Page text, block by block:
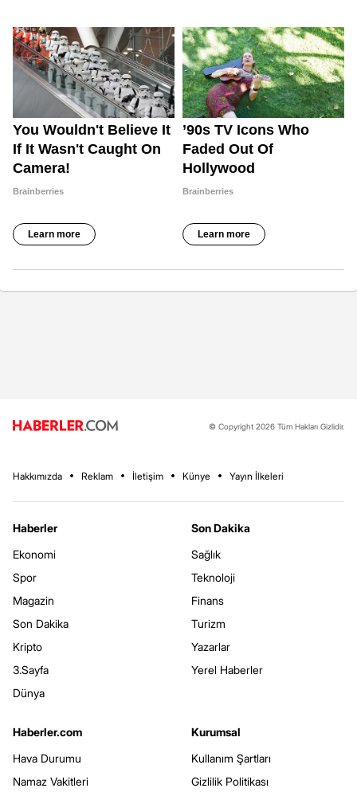
© Copyright 2026 Tüm Hakları Gizlidir.
Hakkımızda Reklam İletişim Künye Yayın İlkeleri
Haberler
Ekonomi
Spor
Magazin
Son Dakika
Kripto
3.Sayfa
Dünya
Son Dakika
Sağlık
Teknoloji
Finans
Turizm
Yazarlar
Yerel Haberler
Haberler.com
Hava Durumu
Namaz Vakitleri
Kurumsal
Kullanım Şartları
Gizlilik Politikası